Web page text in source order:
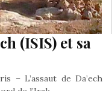
(ISIS) et sa
– L’assaut de Da’ech